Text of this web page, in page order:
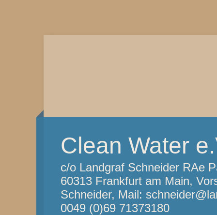
Clean Water
c/o Landgraf Schneider RAe
60313 Frankfurt am Main,
Schneider, Mail:
0049 (0)69 71373180